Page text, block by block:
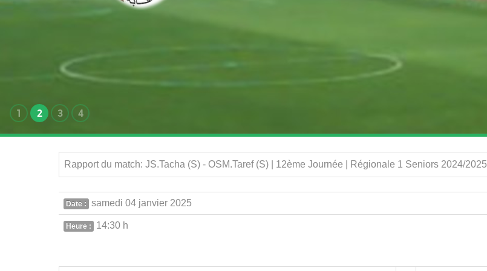
1 2 3 4
Rapport du match: JS.Tacha (S) - OSM.Taref (S) | 12ème Journée | Régionale 1 Seniors 2024/2025
Date : samedi 04 janvier 2025
Heure : 14:30 h